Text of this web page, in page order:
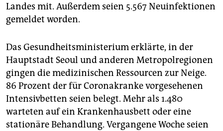
Landes mit. Außerdem seien 5.567 Neuinfektionen
gemeldet worden.
Das Gesundheitsministerium erklärte, in der
Hauptstadt Seoul und anderen Metropolregionen
gingen die medizinischen Ressourcen zur Neige.
86 Prozent der für Coronakranke vorgesehenen
Intensivbetten seien belegt. Mehr als 1.480
warteten auf ein Krankenhausbett oder eine
stationäre Behandlung. Vergangene Woche seien